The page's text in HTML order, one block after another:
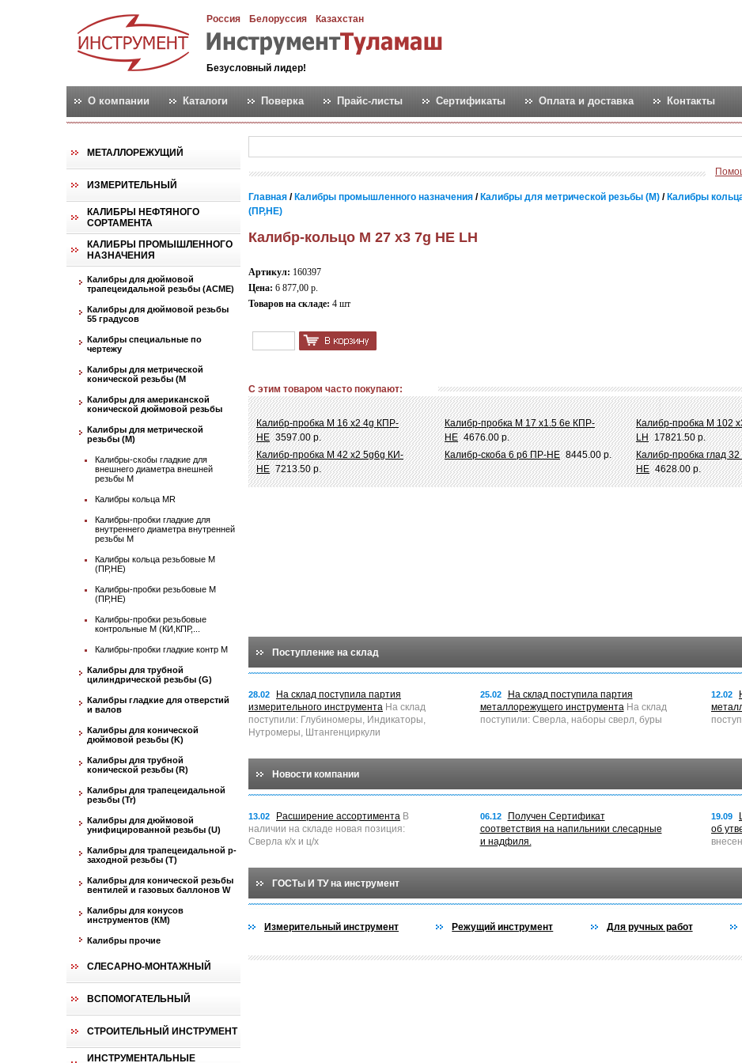
Россия Белоруссия Казахстан
Безусловный лидер!
О компании Каталоги Поверка Прайс-листы Сертификаты Оплата и доставка Контакты
МЕТАЛЛОРЕЖУЩИЙ
ИЗМЕРИТЕЛЬНЫЙ
КАЛИБРЫ НЕФТЯНОГО
СОРТАМЕНТА
КАЛИБРЫ ПРОМЫШЛЕННОГО
НАЗНАЧЕНИЯ
Калибры для дюймовой
трапецеидальной резьбы (АСМЕ)
Калибры для дюймовой резьбы
55 градусов
Калибры специальные по
чертежу
Калибры для метрической
конической резьбы (М
Калибры для американской
конической дюймовой резьбы
Калибры для метрической
резьбы (М)
Калибры-скобы гладкие для
внешнего диаметра внешней
резьбы М
Калибры кольца MR
Калибры-пробки гладкие для
внутреннего диаметра внутренней
резьбы М
Калибры кольца резьбовые М
(ПР,НЕ)
Калибры-пробки резьбовые М
(ПР,НЕ)
Калибры-пробки резьбовые
контрольные М (КИ,КПР,...
Калибры-пробки гладкие контр М
Калибры для трубной
цилиндрической резьбы (G)
Калибры гладкие для отверстий
и валов
Калибры для конической
дюймовой резьбы (K)
Калибры для трубной
конической резьбы (R)
Калибры для трапецеидальной
резьбы (Tr)
Калибры для дюймовой
унифицированной резьбы (U)
Калибры для трапецеидальной p-
заходной резьбы (T)
Калибры для конической резьбы
вентилей и газовых баллонов W
Калибры для конусов
инструментов (КМ)
Калибры прочие
СЛЕСАРНО-МОНТАЖНЫЙ
ВСПОМОГАТЕЛЬНЫЙ
СТРОИТЕЛЬНЫЙ ИНСТРУМЕНТ
ИНСТРУМЕНТАЛЬНЫЕ
Главная / Калибры промышленного назначения / Калибры для метрической резьбы (М) / Калибры
(ПР,НЕ)
Калибр-кольцо М 27 х3 7g НЕ LH
Артикул: 160397
Цена: 6 877,00 р.
Товаров на складе: 4 шт
С этим товаром часто покупают:
Калибр-пробка М 16 х2 4g КПР-
НЕ 3597.00 р.
Калибр-пробка М 17 х1.5 6e КПР-
НЕ 4676.00 р.
Калибр-пробка М 102
LH 17821.50 р.
Калибр-пробка М 42 х2 5g6g КИ-
НЕ 7213.50 р.
Калибр-скоба 6 p6 ПР-НЕ 8445.00 р.
Калибр-пробка глад
НЕ 4628.00 р.
Поступление на склад
28.02
На склад поступила партия
измерительного инструмента На склад
поступили: Глубиномеры, Индикаторы,
Нутромеры, Штангенциркули
25.02
На склад поступила партия
металлорежущего инструментаНа склад
поступили: Сверла, наборы сверл, буры
12.02
Новости компании
13.02 Расширение ассортимента В
наличии на складе новая позиция:
Сверла к/х и ц/х
06.12
Получен Сертификат
соответствия на напильники слесарные
и надфиля.
19.09
об
ГОСТы И ТУ на инструмент
Измерительный инструмент Режущий инструмент Для ручных работ